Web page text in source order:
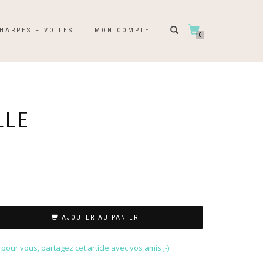
– VOILES MON COMPTE
0
AJOUTER AU PANIER
vous, partagez cet article avec vos amis ;-)